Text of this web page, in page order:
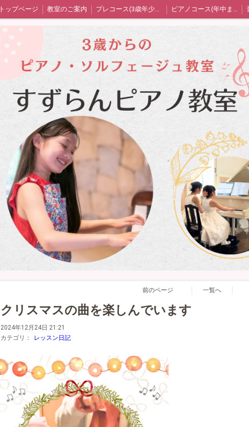
トップページ 教室のご案内 プレコース(3歳年少年中) ピアノコース(年中または年長〜)
生徒さん保護者の声 教室blog プライバシーポリシー
前のページ 一覧へ
クリスマスの曲を楽しんでいます
2024年12月24日 21:21
カテゴリ：
レッスン日記